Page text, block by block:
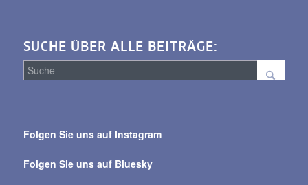
SUCHE ÜBER ALLE BEITRÄGE:
alle
Folgen Sie uns auf Instagram
Folgen Sie uns auf Bluesky